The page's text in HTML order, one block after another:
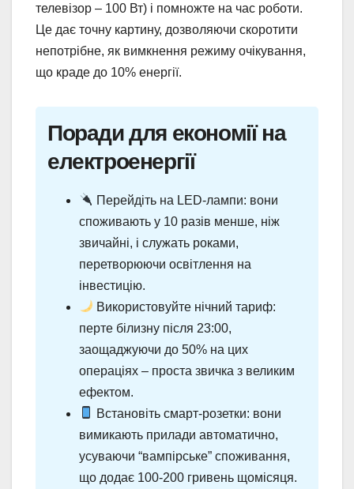
телевізор – 100 Вт) і помножте на час роботи.
Це дає точну картину, дозволяючи скоротити
непотрібне, як вимкнення режиму очікування,
що краде до 10% енергії.
Поради для економії на
електроенергії
Перейдіть на LED-лампи: вони
споживають у 10 разів менше, ніж
звичайні, і служать роками,
перетворюючи освітлення на
інвестицію.
Використовуйте нічний тариф:
перте білизну після 23:00,
заощаджуючи до 50% на цих
операціях – проста звичка з великим
ефектом.
Встановіть смарт-розетки: вони
вимикають прилади автоматично,
усуваючи “вампірське” споживання,
що додає 100-200 гривень щомісяця.